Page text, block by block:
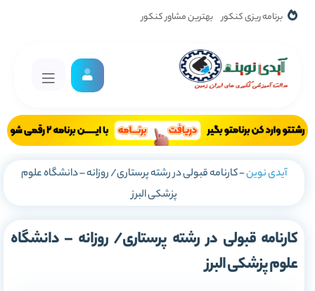
برنامه ریزی کنکور بهترین مشاور کنکور
آیدی نوین-کارنامه قبولی در رشته پرستاری/ روزانه – دانشگاه علوم
پزشکی البرز
کارنامه قبولی در رشته پرستاری/ روزانه – دانشگاه
علوم پزشکی البرز